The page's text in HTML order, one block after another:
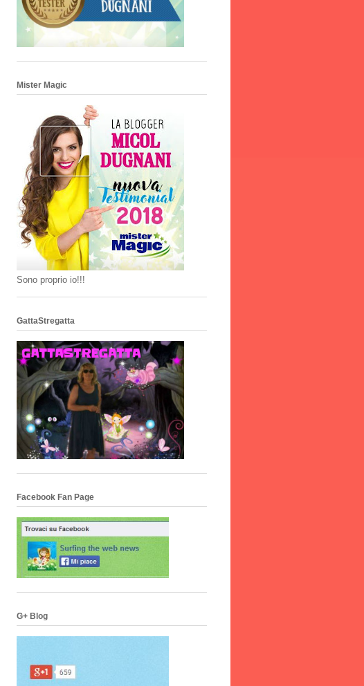
Mister Magic
Sono proprio io!!!
GattaStregatta
Facebook Fan Page
G+ Blog